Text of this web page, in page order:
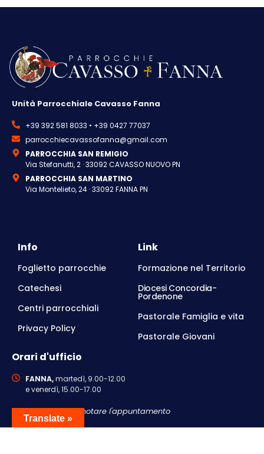
Unità Parrocchiale Cavasso Fanna
+39 392 581 8033 • +39 0427 77037
parrocchiecavassofanna@gmail.com
PARROCCHIA SAN REMIGIO
Via Stefanutti, 2 · 33092 CAVASSO NUOVO PN
PARROCCHIA SAN MARTINO
Via Montelieto, 24 · 33092 FANNA PN
Info
Foglietto parrocchie
Catechesi
Centri parrocchiali
Privacy Policy
Link
Formazione nel Territorio
Diocesi Concordia-
Pordenone
Pastorale Famiglia e vita
Pastorale Giovani
Orari d'ufficio
FANNA,martedì, 9.00-12.00
e venerdì, 15.00-17.00
Si consiglia di prenotare l'appuntamento
Translate »